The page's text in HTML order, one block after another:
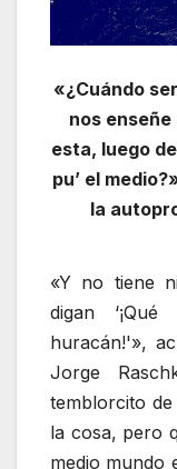
«¿Cuándo
nos
esta, luego
pu’ el
la
«Y no tiene
digan
huracán!'»,
Jorge
temblorcito
la cosa, pero
medio mundo